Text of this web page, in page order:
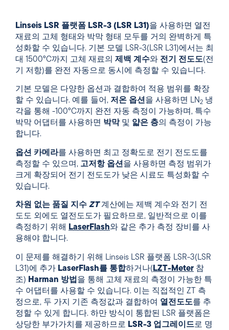
Linseis LSR 플랫폼 LSR-3 (LSR L31)을 사용하면 열전
재료의 고체 형태와 박막 형태 모두를 거의 완벽하게 특
성화할 수 있습니다. 기본 모델 LSR-3(LSR L31)에서는 최
대 1500°C까지 고체 재료의 제백 계수와 전기 전도도(전
기 저항)를 완전 자동으로 동시에 측정할 수 있습니다.
기본 모델은 다양한 옵션과 결합하여 적용 범위를 확장
할 수 있습니다. 예를 들어, 저온 옵션을 사용하면 LN2 냉
각을 통해 -100°C까지 완전 자동 측정이 가능하며, 특수
박막 어댑터를 사용하면 박막및 얇은 층의 측정이 가능
합니다.
옵션 카메라를 사용하면 최고 정확도로 전기 전도도를
측정할 수 있으며, 고저항 옵션을 사용하면 측정 범위가
크게 확장되어 전기 전도도가 낮은 시료도 특성화할 수
있습니다.
차원 없는 품질 지수 ZT계산에는 제백 계수와 전기 전
도도 외에도 열전도도가 필요하므로, 일반적으로 이를
측정하기 위해
LaserFlash와 같은 추가 측정 장비를 사
용해야 합니다.
이 문제를 해결하기 위해 Linseis LSR 플랫폼 LSR-3(LSR
L31)에 추가 LaserFlash를 통합하거나( LZT-Meter 참
조) Harman 방법 을 통해 고체 재료의 측정이 가능한 특
수 어댑터를 사용할 수 있습니다. 이는 직접적인 ZT 측
정으로, 두 가지 기존 측정값과 결합하여 열전도도를 추
정할 수 있게 합니다. 하만 방식이 통합된 LSR 플랫폼은
상당한 부가가치를 제공하므로 LSR-3 업그레이드로 명